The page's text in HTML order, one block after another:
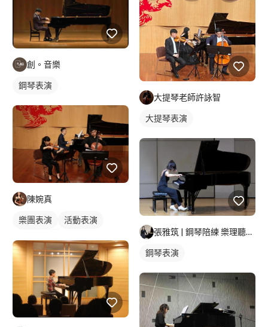
創。音樂
鋼琴表演
陳婉真
樂團表演
活動表演
大提琴老師許詠智
大提琴表演
張雅筑 | 鋼琴陪練 樂理聽寫練習?
鋼琴表演